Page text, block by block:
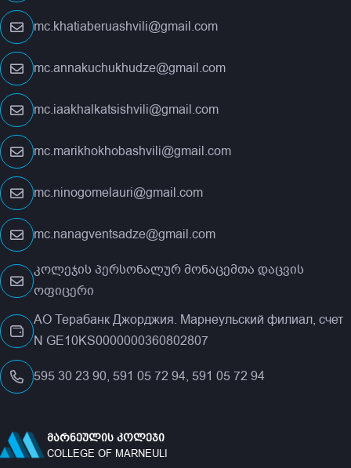
mc.khatiaberuashvili@gmail.com
mc.annakuchukhudze@gmail.com
mc.iaakhalkatsishvili@gmail.com
mc.marikhokhobashvili@gmail.com
mc.ninogomelauri@gmail.com
mc.nanagventsadze@gmail.com
კოლეჯის პერსონალურ მონაცემთა დაცვის
ოფიცერი
АО Терабанк Джорджия. Марнеульский филиал, счет
N GE10KS0000000360802807
595 30 23 90, 591 05 72 94, 591 05 72 94
ᲛᲐᲠᲜᲔᲣᲚᲘᲡ ᲙᲝᲚᲔᲯᲘ
COLLEGE OF MARNEULI